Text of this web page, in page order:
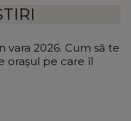
vara 2026. Cum să te
orașul pe care îl